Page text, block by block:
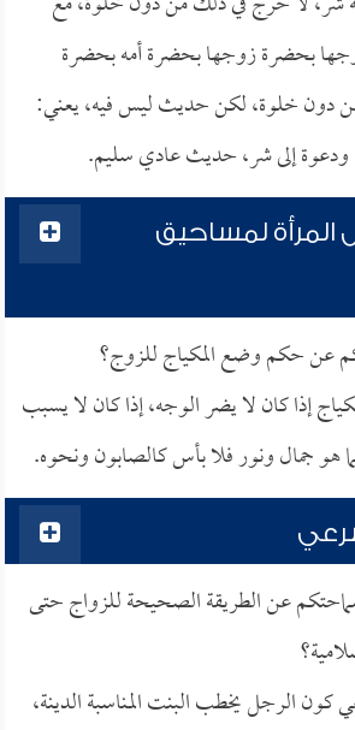
بحضرة زوجها بحضرة أمه بحضرة
دون خلوة، لكن حديث ليس فيه، يعني:
إلى شر، حديث عادي سليم.
لمساحيق
عن حكم وضع المكياج للزوج؟
إذا كان لا يضر الوجه، إذا كان لا يسبب
هو جمال ونور فلا بأس كالصابون ونحوه.
عن الطريقة الصحيحة للزواج حتى
كون الرجل يخطب البنت المناسبة الدينة،